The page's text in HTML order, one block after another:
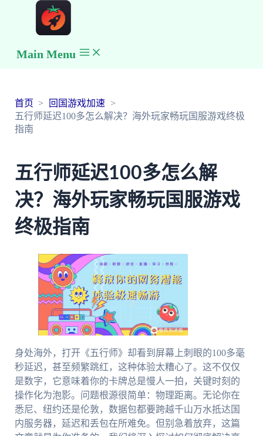
Main Menu
首页
回国游戏加速
五行师延迟100多怎么解决？海外玩家畅玩国服游戏终极
指南
五行师延迟100多怎么解
决？海外玩家畅玩国服游戏
终极指南
身处海外，打开《五行师》却看到屏幕上刺眼的100多毫
秒延迟，甚至频繁跳红，这种体验太糟心了。这不仅仅
是数字，它意味着你的卡牌总是慢人一拍，关键时刻的
操作化为泡影。问题根源很简单：物理距离。无论你在
悉尼、纽约还是伦敦，数据包都要跨越千山万水抵达国
内服务器，延迟和丢包在所难免。但别急着放弃，这篇